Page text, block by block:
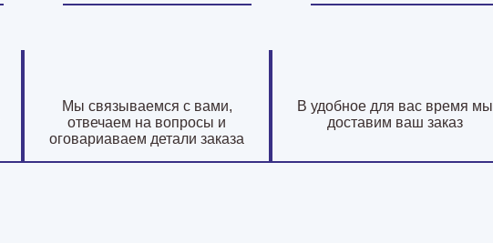
Мы связываемся с вами,
отвечаем на вопросы и
оговариаваем детали заказа
В удобное для вас время мы
доставим ваш заказ